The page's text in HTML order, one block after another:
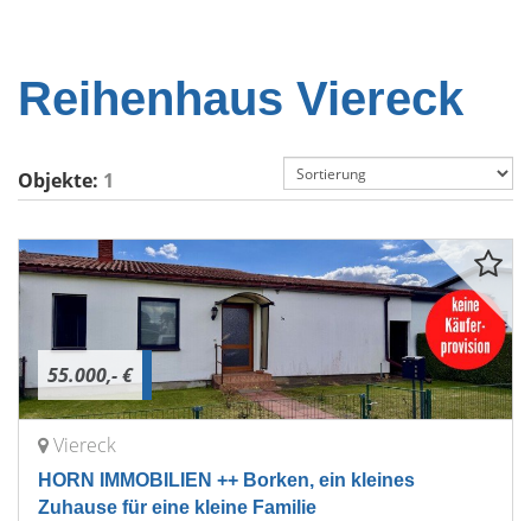
Reihenhaus Viereck
Objekte: 1
55.000,- €
Viereck
HORN IMMOBILIEN ++ Borken, ein kleines
Zuhause für eine kleine Familie